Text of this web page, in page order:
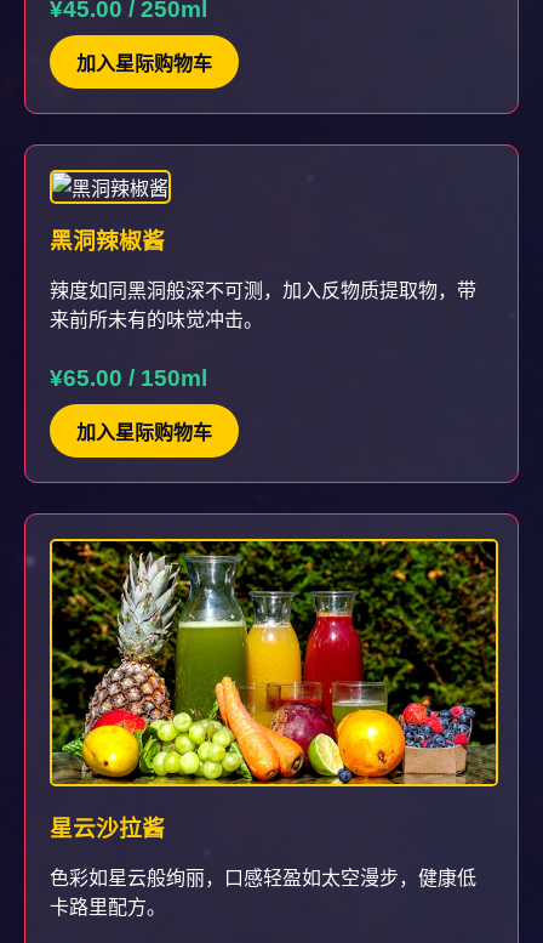
¥45.00 / 250ml
加入星际购物车
黑洞辣椒酱
辣度如同黑洞般深不可测，加入反物质提取物，带
来前所未有的味觉冲击。
¥65.00 / 150ml
加入星际购物车
星云沙拉酱
色彩如星云般绚丽，口感轻盈如太空漫步，健康低
卡路里配方。